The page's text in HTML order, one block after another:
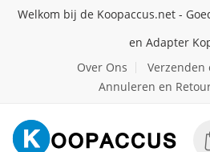
Welkom bij de Koopaccus.net -
en Adapter
Over Ons
Verzenden
Annuleren en